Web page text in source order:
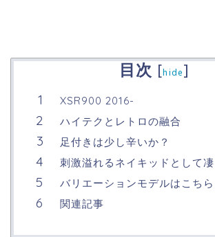
目次 [hide]
XSR900 2016-
ハイテクとレトロの融合
足付きは少し辛いか？
刺激溢れるネイキッドとして
バリエーションモデルはこちら
関連記事